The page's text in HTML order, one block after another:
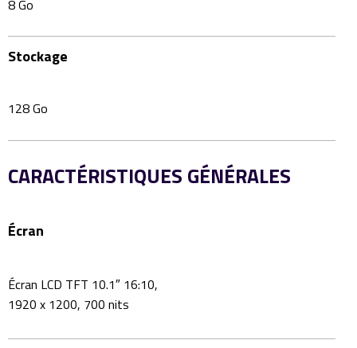
8 Go
Stockage
128 Go
CARACTÉRISTIQUES GÉNÉRALES
Écran
Écran LCD TFT 10.1″ 16:10,
1920 x 1200, 700 nits